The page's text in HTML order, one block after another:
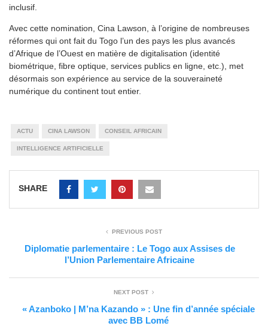
inclusif.
Avec cette nomination, Cina Lawson, à l’origine de nombreuses
réformes qui ont fait du Togo l’un des pays les plus avancés
d’Afrique de l’Ouest en matière de digitalisation (identité
biométrique, fibre optique, services publics en ligne, etc.), met
désormais son expérience au service de la souveraineté
numérique du continent tout entier.
ACTU CINA LAWSON CONSEIL AFRICAIN
INTELLIGENCE ARTIFICIELLE
SHARE
PREVIOUS POST
Diplomatie parlementaire : Le Togo aux Assises de
l’Union Parlementaire Africaine
NEXT POST
« Azanboko | M’na Kazando » : Une fin d’année spéciale
avec BB Lomé